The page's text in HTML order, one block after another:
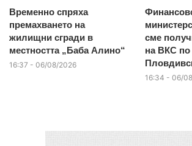
Временно спряха
премахването на
жилищни сгради в
местността „Баба Алино“
16:37 - 06/08/2026
сме
на ВКС по
16:34 - 06/